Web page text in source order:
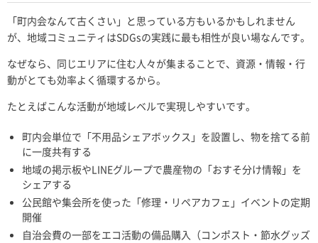
「町内会なんて古くさい」と思っている方もいるかもしれません
が、地域コミュニティはSDGsの実践に最も相性が良い場なんです。
なぜなら、同じエリアに住む人々が集まることで、資源・情報・行
動がとても効率よく循環するから。
たとえばこんな活動が地域レベルで実現しやすいです。
町内会単位で「不用品シェアボックス」を設置し、物を捨てる前
に一度共有する
地域の掲示板やLINEグループで農産物の「おすそ分け情報」を
シェアする
公民館や集会所を使った「修理・リペアカフェ」イベントの定期
開催
自治会費の一部をエコ活動の備品購入（コンポスト・節水グッズ